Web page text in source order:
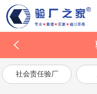
社会责任验厂